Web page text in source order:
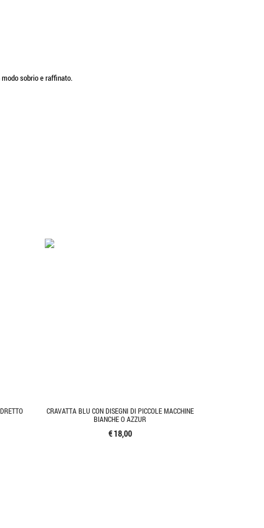
sobrio e raffinato.
CRAVATTA BLU CON DISEGNI DI PICCOLE MACCHINE
BIANCHE O AZZUR
€ 18,00